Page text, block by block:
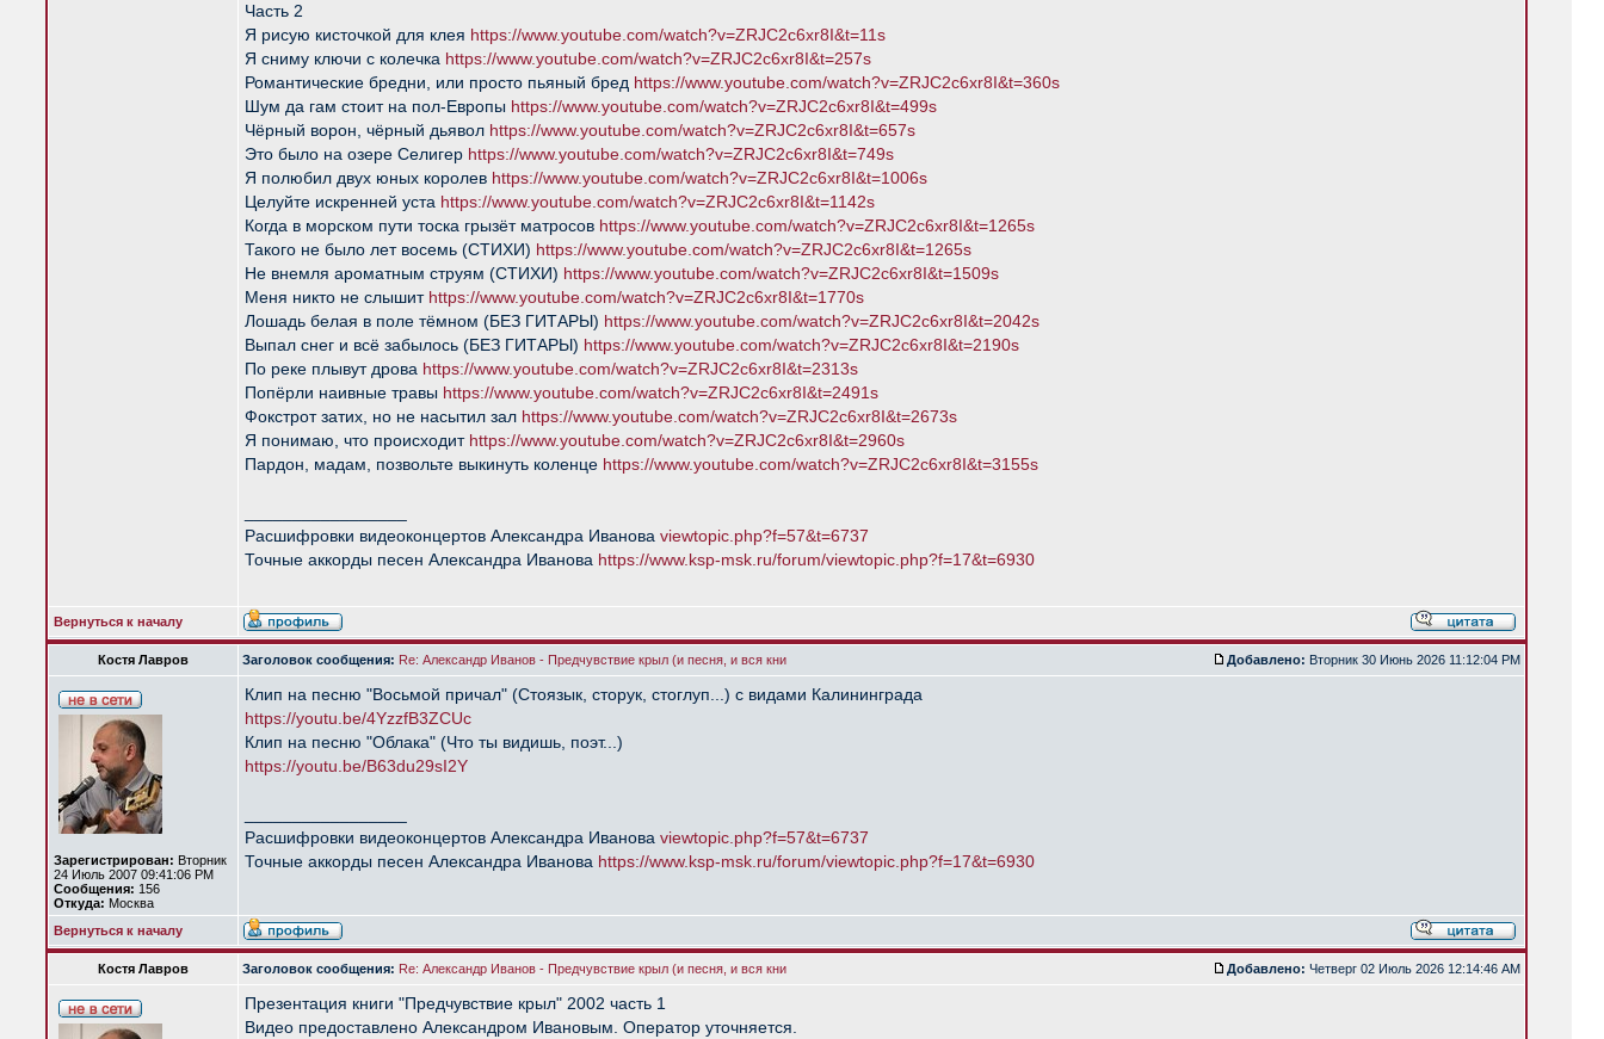
Часть 2
Я рисую кисточкой для клея https://www.youtube.com/watch?v=ZRJC2c6xr8I&t=11s
Я сниму ключи с колечка https://www.youtube.com/watch?v=ZRJC2c6xr8I&t=257s
Романтические бредни, или просто пьяный бред https://www.youtube.com/watch?v=ZRJC2c6xr8I&t=360s
Шум да гам стоит на пол-Европы https://www.youtube.com/watch?v=ZRJC2c6xr8I&t=499s
Чёрный ворон, чёрный дьявол https://www.youtube.com/watch?v=ZRJC2c6xr8I&t=657s
Это было на озере Селигер https://www.youtube.com/watch?v=ZRJC2c6xr8I&t=749s
Я полюбил двух юных королев https://www.youtube.com/watch?v=ZRJC2c6xr8I&t=1006s
Целуйте искренней уста https://www.youtube.com/watch?v=ZRJC2c6xr8I&t=1142s
Когда в морском пути тоска грызёт матросов https://www.youtube.com/watch?v=ZRJC2c6xr8I&t=1265s
Такого не было лет восемь (СТИХИ) https://www.youtube.com/watch?v=ZRJC2c6xr8I&t=1265s
Не внемля ароматным струям (СТИХИ) https://www.youtube.com/watch?v=ZRJC2c6xr8I&t=1509s
Меня никто не слышит https://www.youtube.com/watch?v=ZRJC2c6xr8I&t=1770s
Лошадь белая в поле тёмном (БЕЗ ГИТАРЫ) https://www.youtube.com/watch?v=ZRJC2c6xr8I&t=2042s
Выпал снег и всё забылось (БЕЗ ГИТАРЫ) https://www.youtube.com/watch?v=ZRJC2c6xr8I&t=2190s
По реке плывут дрова https://www.youtube.com/watch?v=ZRJC2c6xr8I&t=2313s
Попёрли наивные травы https://www.youtube.com/watch?v=ZRJC2c6xr8I&t=2491s
Фокстрот затих, но не насытил зал https://www.youtube.com/watch?v=ZRJC2c6xr8I&t=2673s
Я понимаю, что происходит https://www.youtube.com/watch?v=ZRJC2c6xr8I&t=2960s
Пардон, мадам, позвольте выкинуть коленце https://www.youtube.com/watch?v=ZRJC2c6xr8I&t=3155s
Расшифровки видеоконцертов Александра Иванова viewtopic.php?f=57&t=6737
Точные аккорды песен Александра Иванова https://www.ksp-msk.ru/forum/viewtopic.php?f=17&t=6930
Вернуться к началу
Костя Лавров Заголовок сообщения: Re: Александр Иванов - Предчувствие крыл (и песня, и вся кни Добавлено: Вторник 30 Июнь 2026 11:12:04 PM
Зарегистрирован: Вторник
24 Июль 2007 09:41:06 PM
Сообщения: 156
Откуда: Москва
Клип на песню "Восьмой причал" (Стоязык, сторук, стоглуп...) с видами Калининграда
https://youtu.be/4YzzfB3ZCUc
Клип на песню "Облака" (Что ты видишь, поэт...)
https://youtu.be/B63du29sI2Y
Расшифровки видеоконцертов Александра Иванова viewtopic.php?f=57&t=6737
Точные аккорды песен Александра Иванова https://www.ksp-msk.ru/forum/viewtopic.php?f=17&t=6930
Вернуться к началу
Костя Лавров Заголовок сообщения: Re: Александр Иванов - Предчувствие крыл (и песня, и вся кни Добавлено: Четверг 02 Июль 2026 12:14:46 AM
Презентация книги "Предчувствие крыл" 2002 часть 1
Видео предоставлено Александром Ивановым. Оператор уточняется.